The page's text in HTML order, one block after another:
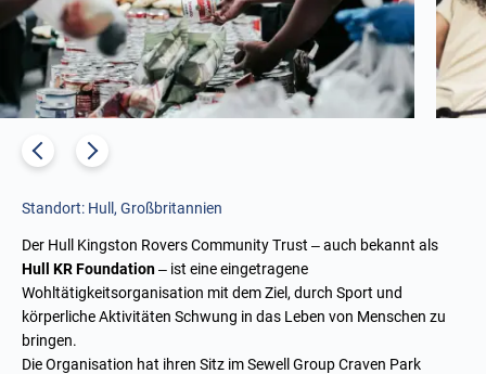
Standort: Hull, Großbritannien
Der Hull Kingston Rovers Community Trust – auch bekannt als
Hull KR Foundation– ist eine eingetragene
Wohltätigkeitsorganisation mit dem Ziel, durch Sport und
körperliche Aktivitäten Schwung in das Leben von Menschen zu
bringen.
Die Organisation hat ihren Sitz im Sewell Group Craven Park